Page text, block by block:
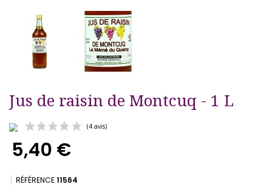
Jus de raisin de Montcuq - 1 L
5,40 €
RÉFÉRENCE11564